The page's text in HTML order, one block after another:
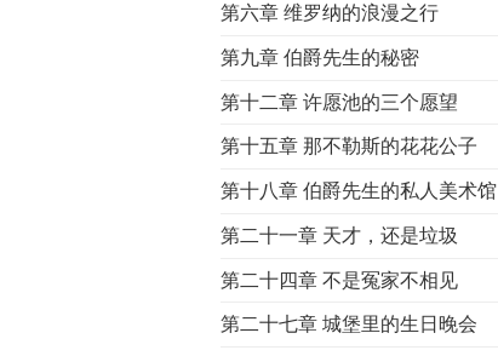
第六章 维罗纳的浪漫之行
第九章 伯爵先生的秘密
第十二章 许愿池的三个愿望
第十五章 那不勒斯的花花公子
第十八章 伯爵先生的私人美术馆
第二十一章 天才，还是垃圾
第二十四章 不是冤家不相见
第二十七章 城堡里的生日晚会